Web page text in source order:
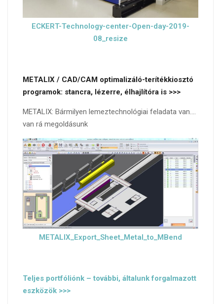
ECKERT-Technology-center-Open-day-2019-
08_resize
METALIX / CAD/CAM optimalizáló-terítékkiosztó
programok: stancra, lézerre, élhajlítóra is >>>
METALIX: Bármilyen lemeztechnológiai feladata van….
van rá megoldásunk
METALIX_Export_Sheet_Metal_to_MBend
Teljes portfóliónk – további, általunk forgalmazott
eszközök >>>